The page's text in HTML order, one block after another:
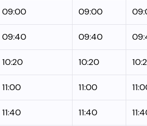
09:00 09:00
09:40 09:40
10:20 10:20
11:00 11:00
11:40 11:40